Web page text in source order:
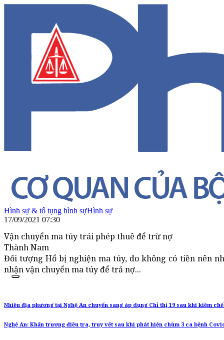
Hình sự & tố tụng hình sựHình sự
17/09/2021 07:30
Vận chuyển ma túy trái phép thuê để trừ nợ
Thành Nam
Đối tượng Hổ bị nghiện ma túy, do không có tiền nên
nhận vận chuyển ma túy để trả nợ...
Nhiều địa phương tại Nghệ An chuyển sang áp dụng Chỉ thị 19 sau khi kiềm
Nghệ An: Khẩn trương điều tra, truy vết sau khi phát hiện chùm 3 ca bệnh